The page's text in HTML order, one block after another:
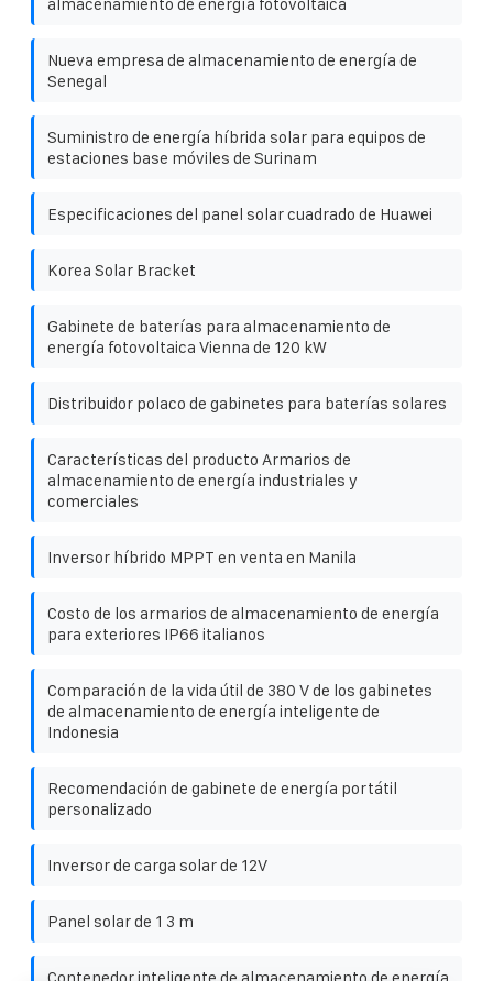
Nueva empresa de almacenamiento de energía de
Senegal
Suministro de energía híbrida solar para equipos de
estaciones base móviles de Surinam
Especificaciones del panel solar cuadrado de Huawei
Korea Solar Bracket
Gabinete de baterías para almacenamiento de
energía fotovoltaica Vienna de 120 kW
Distribuidor polaco de gabinetes para baterías solares
Características del producto Armarios de
almacenamiento de energía industriales y
comerciales
Inversor híbrido MPPT en venta en Manila
Costo de los armarios de almacenamiento de energía
para exteriores IP66 italianos
Comparación de la vida útil de 380 V de los gabinetes
de almacenamiento de energía inteligente de
Indonesia
Recomendación de gabinete de energía portátil
personalizado
Inversor de carga solar de 12V
Panel solar de 1 3 m
Contenedor inteligente de almacenamiento de energía